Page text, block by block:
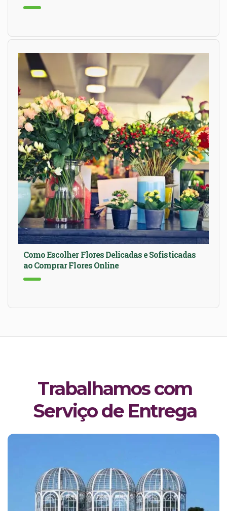
Como Escolher Flores Delicadas e Sofisticadas
ao Comprar Flores Online
Trabalhamos com
Serviço de Entrega